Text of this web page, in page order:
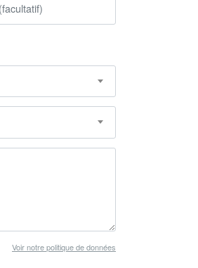
Voir notre politique de données